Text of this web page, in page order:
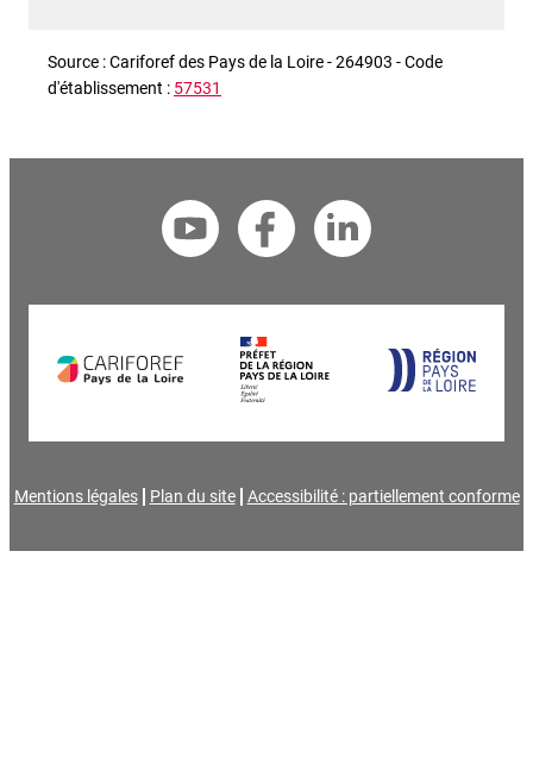
Source : Cariforef des Pays de la Loire - 264903 - Code
d'établissement : 57531
Mentions légales Plan du site Accessibilité : partiellement conforme